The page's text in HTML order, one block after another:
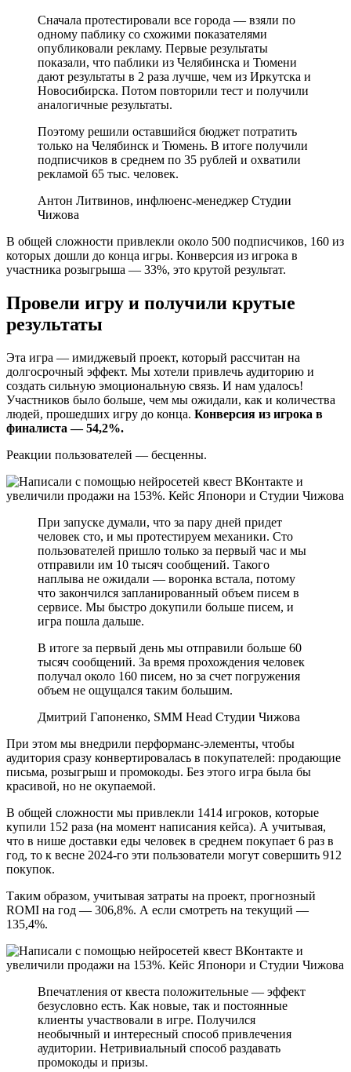
Сначала протестировали все города — взяли по
одному паблику со схожими показателями
опубликовали рекламу. Первые результаты
показали, что паблики из Челябинска и Тюмени
дают результаты в 2 раза лучше, чем из Иркутска и
Новосибирска. Потом повторили тест и получили
аналогичные результаты.
Поэтому решили оставшийся бюджет потратить
только на Челябинск и Тюмень. В итоге получили
подписчиков в среднем по 35 рублей и охватили
рекламой 65 тыс. человек.
Антон Литвинов, инфлюенс-менеджер Студии
Чижова
В общей сложности привлекли около 500 подписчиков, 160 из
которых дошли до конца игры. Конверсия из игрока в
участника розыгрыша — 33%, это крутой результат.
Провели игру и получили крутые
результаты
Эта игра — имиджевый проект, который рассчитан на
долгосрочный эффект. Мы хотели привлечь аудиторию и
создать сильную эмоциональную связь. И нам удалось!
Участников было больше, чем мы ожидали, как и количества
людей, прошедших игру до конца. Конверсия из игрока в
финалиста — 54,2%.
Реакции пользователей — бесценны.
При запуске думали, что за пару дней придет
человек сто, и мы протестируем механики. Сто
пользователей пришло только за первый час и мы
отправили им 10 тысяч сообщений. Такого
наплыва не ожидали — воронка встала, потому
что закончился запланированный объем писем в
сервисе. Мы быстро докупили больше писем, и
игра пошла дальше.
В итоге за первый день мы отправили больше 60
тысяч сообщений. За время прохождения человек
получал около 160 писем, но за счет погружения
объем не ощущался таким большим.
Дмитрий Гапоненко, SMM Head Студии Чижова
При этом мы внедрили перформанс-элементы, чтобы
аудитория сразу конвертировалась в покупателей: продающие
письма, розыгрыш и промокоды. Без этого игра была бы
красивой, но не окупаемой.
В общей сложности мы привлекли 1414 игроков, которые
купили 152 раза (на момент написания кейса). А учитывая,
что в нише доставки еды человек в среднем покупает 6 раз в
год, то к весне 2024-го эти пользователи могут совершить 912
покупок.
Таким образом, учитывая затраты на проект, прогнозный
ROMI на год — 306,8%. А если смотреть на текущий —
135,4%.
Впечатления от квеста положительные — эффект
безусловно есть. Как новые, так и постоянные
клиенты участвовали в игре. Получился
необычный и интересный способ привлечения
аудитории. Нетривиальный способ раздавать
промокоды и призы.